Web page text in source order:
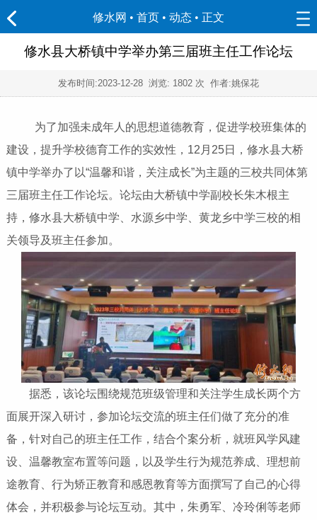
修水网 • 首页 • 动态 • 正文
修水县大桥镇中学举办第三届班主任工作论坛
发布时间:2023-12-28 浏览: 1802 次 作者:姚保花
为了加强未成年人的思想道德教育，促进学校班集体的
建设，提升学校德育工作的实效性，12月25日，修水县大桥
镇中学举办了以“温馨和谐，关注成长”为主题的三校共同体第
三届班主任工作论坛。论坛由大桥镇中学副校长朱木根主
持，修水县大桥镇中学、水源乡中学、黄龙乡中学三校的相
关领导及班主任参加。
据悉，该论坛围绕规范班级管理和关注学生成长两个方
面展开深入研讨，参加论坛交流的班主任们做了充分的准
备，针对自己的班主任工作，结合个案分析，就班风学风建
设、温馨教室布置等问题，以及学生行为规范养成、理想前
途教育、行为矫正教育和感恩教育等方面撰写了自己的心得
体会，并积极参与论坛互动。其中，朱勇军、冷玲俐等老师